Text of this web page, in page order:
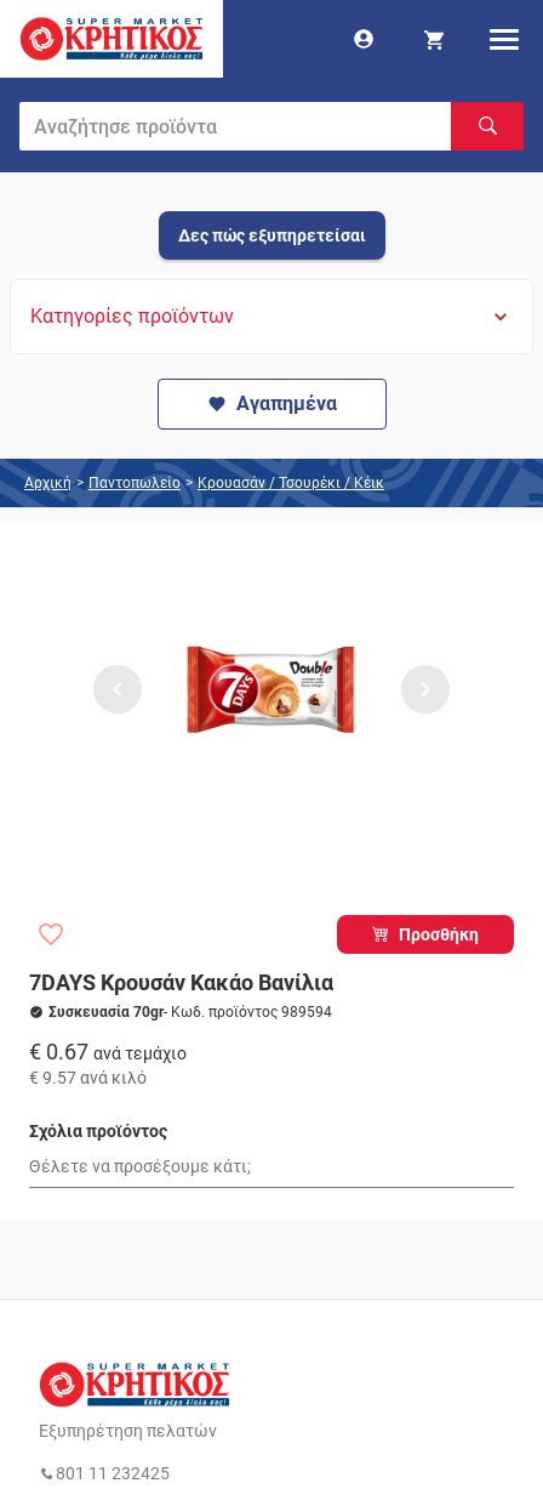
Δες πώς εξυπηρετείσαι
Κατηγορίες προϊόντων
Αγαπημένα
Αρχική > Παντοπωλείο > Κρουασάν / Τσουρέκι / Κέικ
Προσθήκη
7DAYS Κρουσάν Κακάο Βανίλια
Συσκευασία 70gr- Κωδ. προϊόντος 989594
€ 0.67 ανά τεμάχιο
€ 9.57ανά κιλό
Σχόλια προϊόντος
Εξυπηρέτηση πελατών
801 11 232425